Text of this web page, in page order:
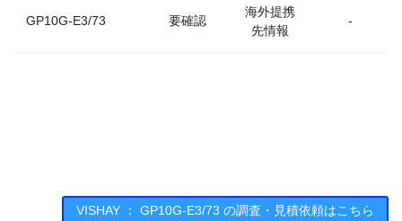
GP10G-E3/73 要確認
海外提携
先情報
-
VISHAY ： GP10G-E3/73 の調査・見積依頼はこちら